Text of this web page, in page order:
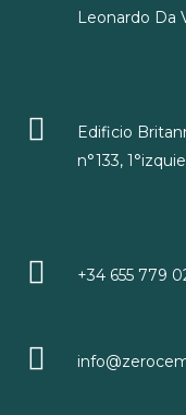
Leonardo Da
Edificio
n°133,
+34 655 779